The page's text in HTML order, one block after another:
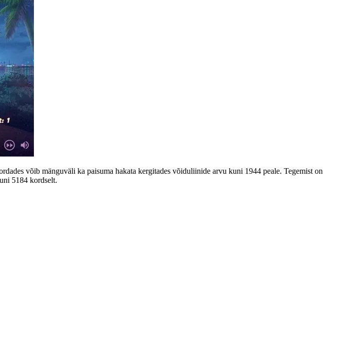
võib mänguväli ka paisuma hakata kergitades võiduliinide arvu kuni 1944 peale. Tegemist on
5184 kordselt.